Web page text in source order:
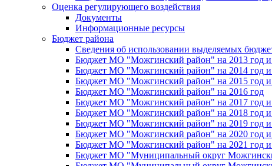
Оценка регулирующего воздействия
Документы
Информационные ресурсы
Бюджет района
Сведения об использовании выделяемых
Бюджет МО "Можгинский район" на 2013 год и
Бюджет МО "Можгинский район" на 2014 год и
Бюджет МО "Можгинский район" на 2015 год и
Бюджет МО "Можгинский район" на 2016 год
Бюджет МО "Можгинский район" на 2017 год и
Бюджет МО "Можгинский район" на 2018 год и
Бюджет МО "Можгинский район" на 2019 год и
Бюджет МО "Можгинский район" на 2020 год и
Бюджет МО "Можгинский район" на 2021 год и
Бюджет МО "Муниципальный округ